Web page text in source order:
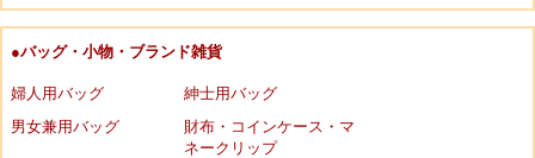
●バッグ・小物・ブランド雑貨
婦人用バッグ
紳士用バッグ
男女兼用バッグ
財布・コインケース・マ
ネークリップ